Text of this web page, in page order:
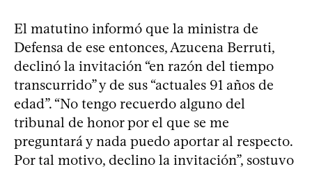
El matutino informó que la ministra de
Defensa de ese entonces, Azucena Berruti,
declinó la invitación “en razón del tiempo
transcurrido” y de sus “actuales 91 años de
edad”. “No tengo recuerdo alguno del
tribunal de honor por el que se me
preguntará y nada puedo aportar al respecto.
Por tal motivo, declino la invitación”, sostuvo